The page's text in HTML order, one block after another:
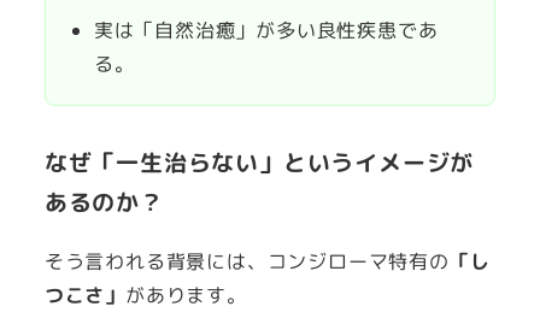
実は「自然治癒」が多い良性疾患であ
る。
なぜ「一生治らない」というイメージが
あるのか？
そう言われる背景には、コンジローマ特有の 「し
つこさ」 があります。